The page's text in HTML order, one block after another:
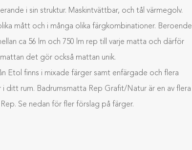
i sin struktur. Maskintvättbar, och tål värmegolv.
mått och i många olika färgkombinationer. Beroende
ca 56 lm och 750 lm rep till varje matta och därför
det gör också mattan unik.
Etol finns i mixade färger samt enfärgade och flera
i ditt rum. Badrumsmatta Rep Grafit/Natur är en av flera
Rep. Se nedan för fler förslag på färger.